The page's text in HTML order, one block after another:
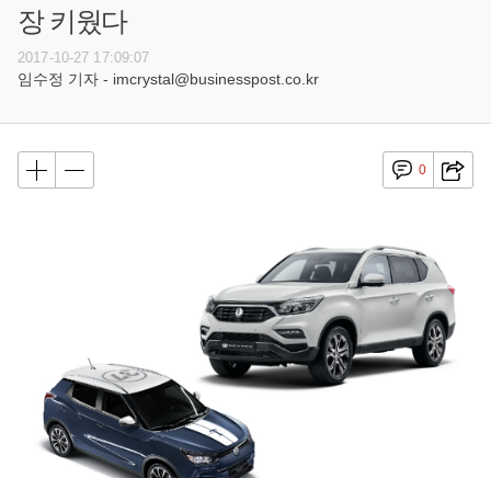
장 키웠다
2017-10-27 17:09:07
임수정 기자 - imcrystal@businesspost.co.kr
0